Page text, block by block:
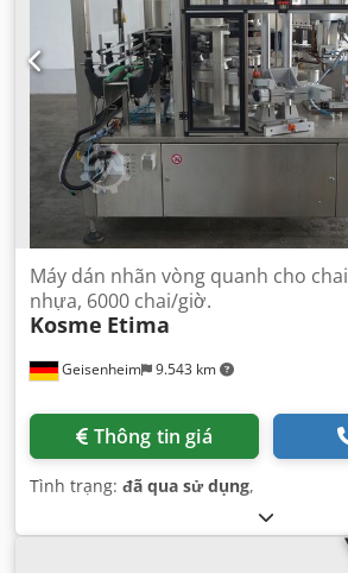
Geisenheim 9.543 km
Máy dán nhãn vòng quanh cho chai
nhựa, 6000 chai/giờ.
Kosme Etima
Thông tin giá
Tình trạng: đã qua sử dụng,